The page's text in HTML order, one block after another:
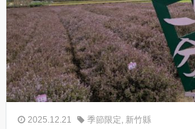
2025.12.21 季節限定, 新竹縣